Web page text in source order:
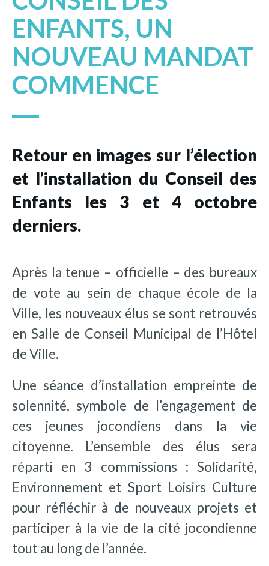
ENFANTS, UN
NOUVEAU MANDAT
COMMENCE
Retour en images sur l’élection
et l’installation du Conseil des
Enfants les 3 et 4 octobre
derniers.
Après la tenue – officielle – des bureaux
de vote au sein de chaque école de la
Ville, les nouveaux élus se sont retrouvés
en Salle de Conseil Municipal de l’Hôtel
de Ville.
Une séance d’installation empreinte de
solennité, symbole de l’engagement de
ces jeunes jocondiens dans la vie
citoyenne. L’ensemble des élus sera
réparti en 3 commissions : Solidarité,
Environnement et Sport Loisirs Culture
pour réfléchir à de nouveaux projets et
participer à la vie de la cité jocondienne
tout au long de l’année.